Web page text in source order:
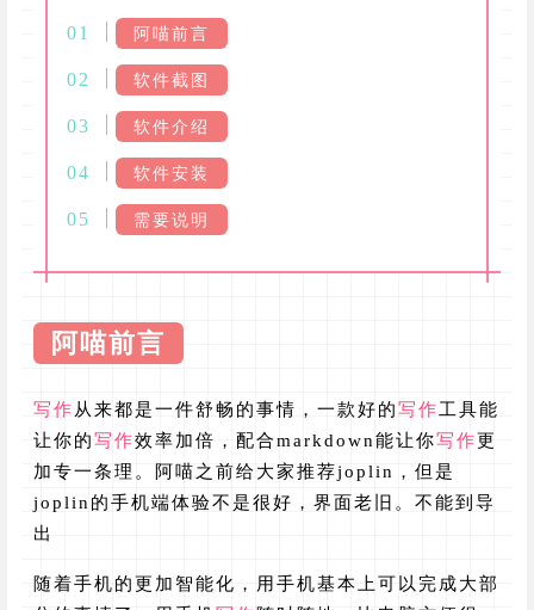
阿喵前言
软件截图
软件介绍
软件安装
需要说明
阿喵前言
写作 从来都是一件舒畅的事情，一款好的写作工具能
让你的写作效率加倍，配合markdown能让你写作更
加专一条理。阿喵之前给大家推荐joplin，但是
joplin的手机端体验不是很好，界面老旧。不能到导
出
随着手机的更加智能化，用手机基本上可以完成大部